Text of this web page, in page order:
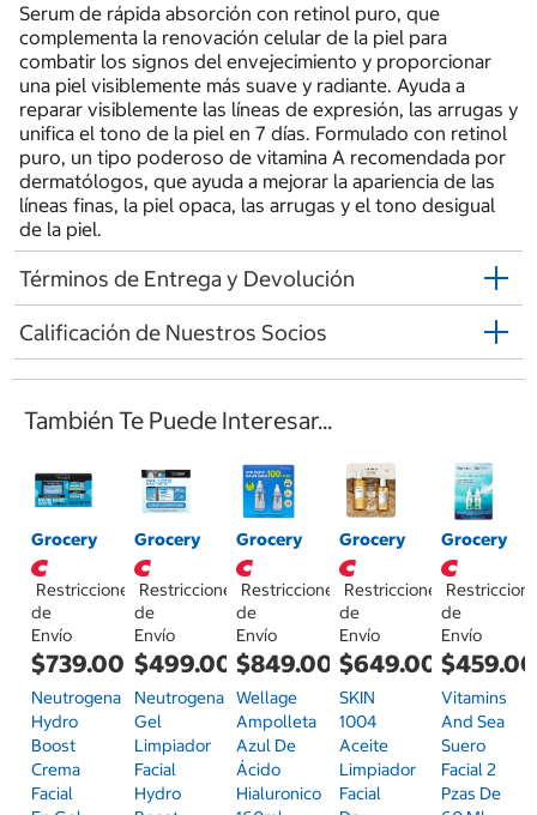
Serum de rápida absorción con retinol puro, que
complementa la renovación celular de la piel para
combatir los signos del envejecimiento y proporcionar
una piel visiblemente más suave y radiante. Ayuda a
reparar visiblemente las líneas de expresión, las arrugas y
unifica el tono de la piel en 7 días. Formulado con retinol
puro, un tipo poderoso de vitamina A recomendada por
dermatólogos, que ayuda a mejorar la apariencia de las
líneas finas, la piel opaca, las arrugas y el tono desigual
de la piel.​
Términos de Entrega y Devolución
Calificación de Nuestros Socios
También Te Puede Interesar...
Grocery
Restricciones
de
Envío
$739.00
Neutrogena
Hydro
Boost
Crema
Facial
Grocery
Restricciones
de
Envío
$499.00
Neutrogena
Gel
Limpiador
Facial
Hydro
Grocery
Restricciones
de
Envío
$849.00
Wellage
Ampolleta
Azul De
Ácido
Hialuronico
Grocery
Restricciones
de
Envío
$649.00
SKIN
1004
Aceite
Limpiador
Facial
Grocery
de
Envío
$459.00
Vitamins
And Sea
Suero
Facial 2
Pzas De